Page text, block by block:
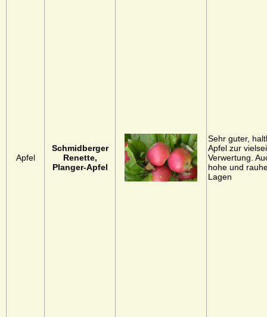
Apfel
Schmidberger
Renette,
Planger-Apfel
Sehr guter,
Apfel zur
Verwertung.
hohe und
Lagen